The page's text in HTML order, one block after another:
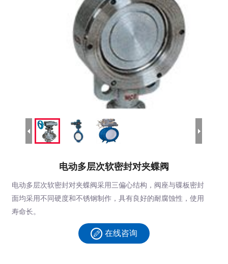
电动多层次软密封对夹蝶阀
电动多层次软密封对夹蝶阀采用三偏心结构，阀座与碟板密封
面均采用不同硬度和不锈钢制作，具有良好的耐腐蚀性，使用
寿命长。
在线咨询